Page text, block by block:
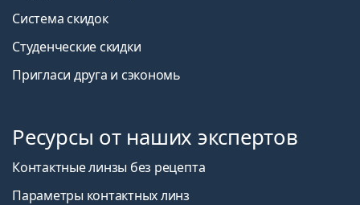
Система скидок
Студенческие скидки
Пригласи друга и сэкономь
Ресурсы от наших экспертов
Контактные линзы без рецепта
Параметры контактных линз